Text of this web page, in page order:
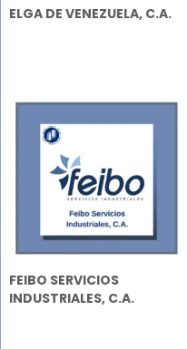
ELGA DE VENEZUELA, C.A.
FEIBO SERVICIOS
INDUSTRIALES, C.A.